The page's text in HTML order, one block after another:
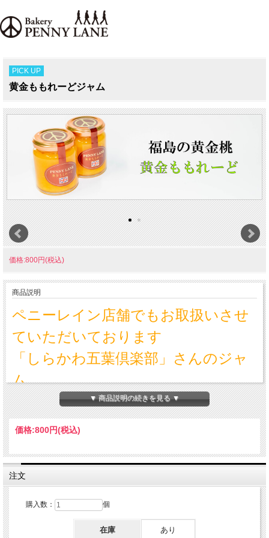
PICK UP
黄金ももれーどジャム
価格:800円(税込)
商品説明
ペニーレイン店舗でもお取扱いさせ
ていただいております
「しらかわ五葉倶楽部」さんのジャ
ム。
ゲル化剤、乳化剤、着色など使用せ
ず、品質にこだわって作られたおス
人気の「ももれーど」の姉妹品とし
て「黄金ももれーど」が登場しまし
▼ 商品説明の続きを見る ▼
価格:800円(税込)
注文
購入数： 個
在庫 あり